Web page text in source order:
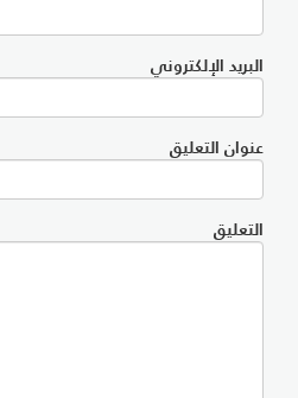
البريد الإلكتروني
عنوان التعليق
التعليق